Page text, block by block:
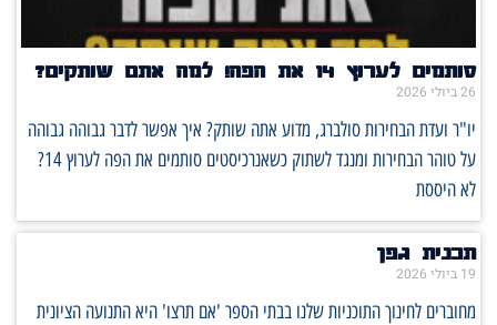
סותמים לערוץ 14 את הפה! למה אתם שותקים?
26 ביולי 2026
יו"ר ועדת הבחירות סולברג, מדוע אתה שותק? איך אפשר לדבר גבוהה גבוהה
על טוהר הבחירות ומנגד לשתוק כשאנרכיסטים סותמים את הפה לערוץ 14?
לא היססת
תכנית גפן
19 ביולי 2026
מחוברים לחינוך התוכניות שלנו בבתי הספר 'אם תרצו' היא התנועה הציונית